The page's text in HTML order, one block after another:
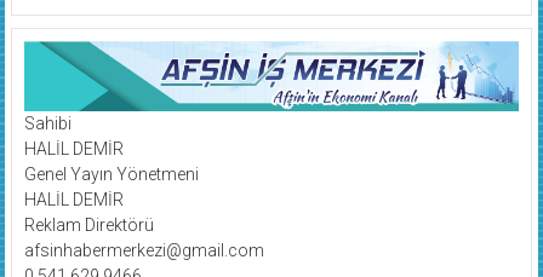
Sahibi
HALİL DEMİR
Genel Yayın Yönetmeni
HALİL DEMİR
Reklam Direktörü
afsinhabermerkezi@gmail.com